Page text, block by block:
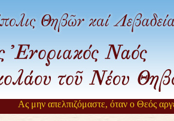
Ας μην απελπιζόμαστε, όταν ο Θεός